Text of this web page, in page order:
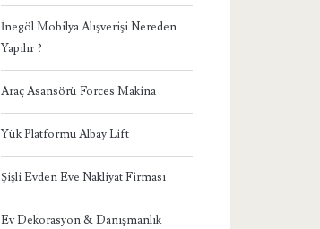
İnegöl Mobilya Alışverişi Nereden
Yapılır ?
Araç Asansörü Forces Makina
Yük Platformu Albay Lift
Şişli Evden Eve Nakliyat Firması
Ev Dekorasyon & Danışmanlık